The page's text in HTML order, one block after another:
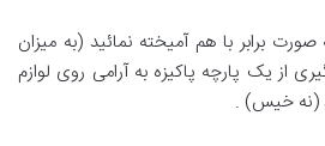
برابر با هم آمیخته نمائید (به میزان
از یک پارچه پاکیزه به آرامی روی لوازم
(نه خیس) .